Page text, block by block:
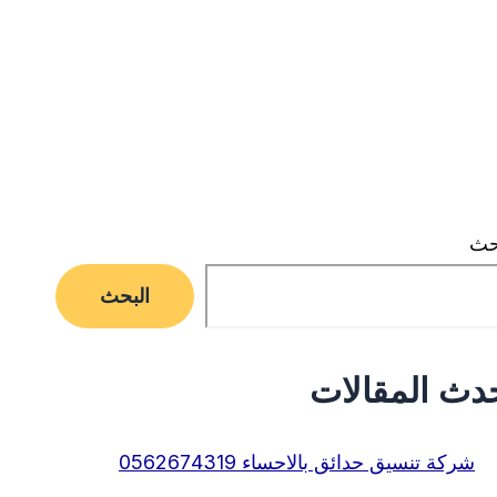
البحث
المقالات
شركة تنسيق حدائق بالاحساء 0562674319